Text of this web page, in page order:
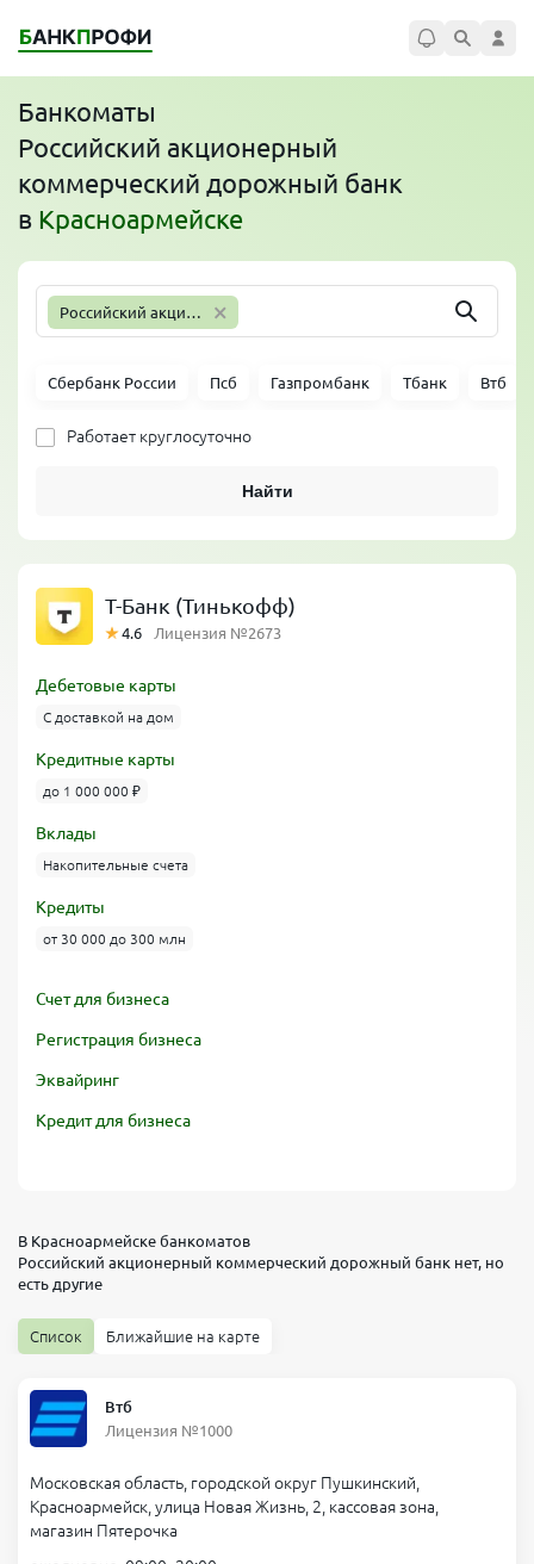
Банкоматы
Российский акционерный
коммерческий дорожный банк
в Красноармейске
Российский акционерный коммерческий дорожный банк ×
Сбербанк России Псб Газпромбанк Тбанк Втб
Работает круглосуточно
Найти
Т-Банк (Тинькофф)
4.6 Лицензия №2673
Дебетовые карты
С доставкой на дом
Кредитные карты
до 1 000 000 ₽
Вклады
Накопительные счета
Кредиты
от 30 000 до 300 млн
Счет для бизнеса
Регистрация бизнеса
Эквайринг
Кредит для бизнеса
В Красноармейске банкоматов
Российский акционерный коммерческий дорожный банк нет, но
есть другие
Список Ближайшие на карте
Втб
Лицензия №1000
Московская область, городской округ Пушкинский,
Красноармейск, улица Новая Жизнь, 2, кассовая зона,
магазин Пятерочка